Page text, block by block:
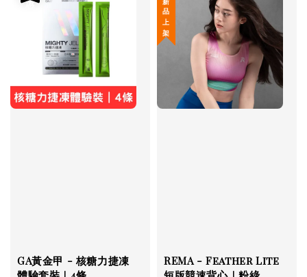
GA黃金甲 - 核糖力捷凍
新 品 上 架
REMA - Feather Lite